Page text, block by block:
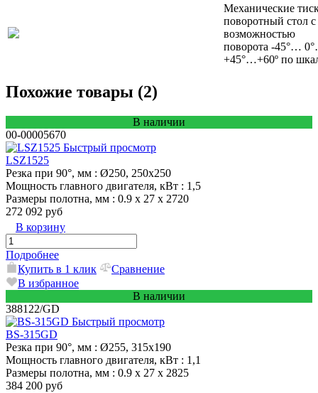
Механические
поворотный стол с
возможностью
поворота -45°…
+45°…+60º по
Похожие товары (2)
В наличии
00-00005670
Быстрый просмотр
LSZ1525
Резка при 90°, мм : Ø250, 250х250
Мощность главного двигателя, кВт : 1,5
Размеры полотна, мм : 0.9 x 27 x 2720
272 092 руб
В корзину
Подробнее
Купить в 1 клик
Сравнение
В избранное
В наличии
388122/GD
Быстрый просмотр
BS-315GD
Резка при 90°, мм : Ø255, 315x190
Мощность главного двигателя, кВт : 1,1
Размеры полотна, мм : 0.9 х 27 х 2825
384 200 руб